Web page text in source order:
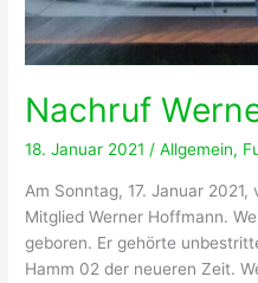
Nachruf
18. Januar 2021 /Allgemein,
Am Sonntag, 17. Januar
Mitglied Werner Hoffmann.
geboren. Er gehörte
Hamm 02 der neueren Zeit.